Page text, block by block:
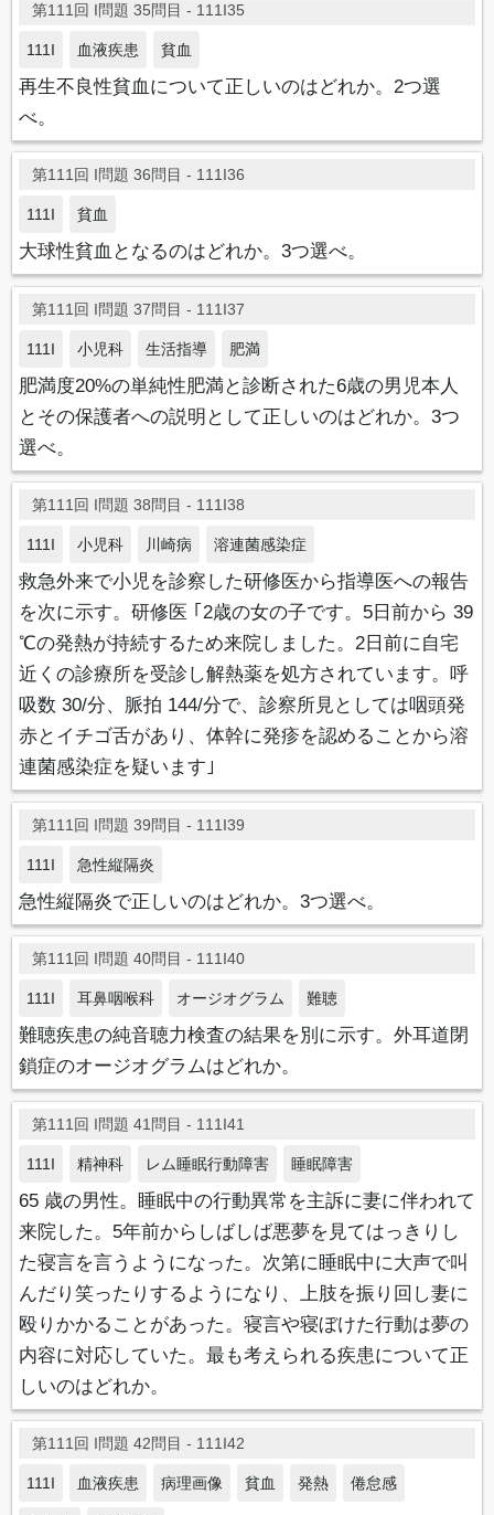
第111回 I問題 35問目 - 111I35
111I 血液疾患 貧血
再生不良性貧血について正しいのはどれか。2つ選
べ。
第111回 I問題 36問目 - 111I36
111I 貧血
大球性貧血となるのはどれか。3つ選べ。
第111回 I問題 37問目 - 111I37
111I 小児科 生活指導 肥満
肥満度20%の単純性肥満と診断された6歳の男児本人
とその保護者への説明として正しいのはどれか。3つ
選べ。
第111回 I問題 38問目 - 111I38
111I 小児科 川崎病 溶連菌感染症
救急外来で小児を診察した研修医から指導医への報告
を次に示す。研修医 ｢2歳の女の子です。5日前から 39
℃の発熱が持続するため来院しました。2日前に自宅
近くの診療所を受診し解熱薬を処方されています。呼
吸数 30/分、脈拍 144/分で、診察所見としては咽頭発
赤とイチゴ舌があり、体幹に発疹を認めることから溶
連菌感染症を疑います｣
第111回 I問題 39問目 - 111I39
111I 急性縦隔炎
急性縦隔炎で正しいのはどれか。3つ選べ。
第111回 I問題 40問目 - 111I40
111I 耳鼻咽喉科 オージオグラム 難聴
難聴疾患の純音聴力検査の結果を別に示す。外耳道閉
鎖症のオージオグラムはどれか。
第111回 I問題 41問目 - 111I41
111I 精神科 レム睡眠行動障害 睡眠障害
65 歳の男性。睡眠中の行動異常を主訴に妻に伴われて
来院した。5年前からしばしば悪夢を見てはっきりし
た寝言を言うようになった。次第に睡眠中に大声で叫
んだり笑ったりするようになり、上肢を振り回し妻に
殴りかかることがあった。寝言や寝ぼけた行動は夢の
内容に対応していた。最も考えられる疾患について正
しいのはどれか。
第111回 I問題 42問目 - 111I42
111I 血液疾患 病理画像 貧血 発熱 倦怠感